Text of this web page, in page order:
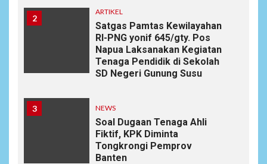
2
ARTIKEL
Satgas Pamtas Kewilayahan
RI-PNG yonif 645/gty. Pos
Napua Laksanakan Kegiatan
Tenaga Pendidik di Sekolah
SD Negeri Gunung Susu
3 NEWS
Soal Dugaan Tenaga Ahli
Fiktif, KPK Diminta
Tongkrongi Pemprov
Banten